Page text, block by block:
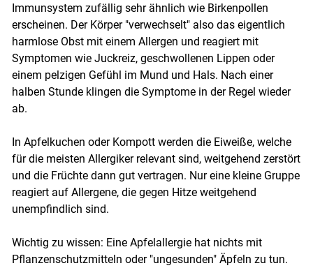
Skip to main content
Immunsystem zufällig sehr ähnlich wie Birkenpollen
erscheinen. Der Körper "verwechselt" also das eigentlich
harmlose Obst mit einem Allergen und reagiert mit
Symptomen wie Juckreiz, geschwollenen Lippen oder
einem pelzigen Gefühl im Mund und Hals. Nach einer
halben Stunde klingen die Symptome in der Regel wieder
ab.
In Apfelkuchen oder Kompott werden die Eiweiße, welche
für die meisten Allergiker relevant sind, weitgehend zerstört
und die Früchte dann gut vertragen. Nur eine kleine Gruppe
reagiert auf Allergene, die gegen Hitze weitgehend
unempfindlich sind.
Wichtig zu wissen: Eine Apfelallergie hat nichts mit
Pflanzenschutzmitteln oder "ungesunden" Äpfeln zu tun.